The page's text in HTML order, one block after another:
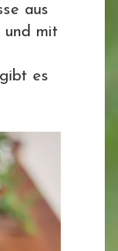
aus
und mit
es